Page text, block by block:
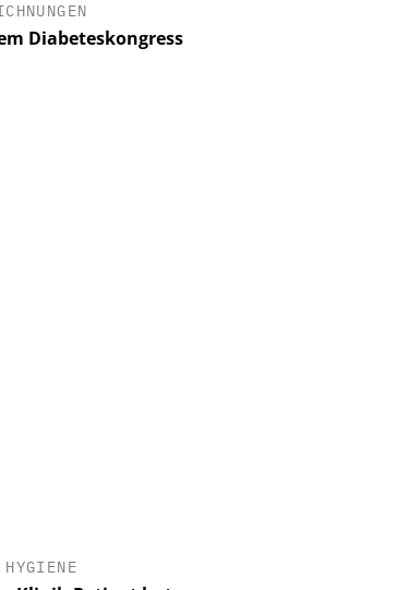
Diabeteskongress
HYGIENE